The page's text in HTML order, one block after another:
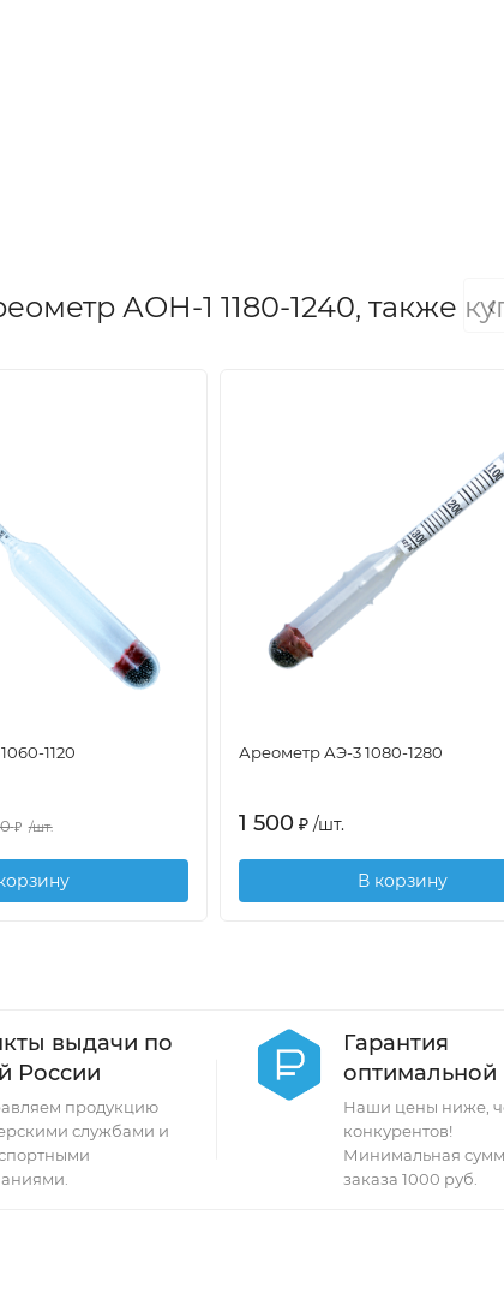
АОН-1 1180-1240, также
1120
₽ /шт.
Ареометр АЭ-3 1080-1280
1 500 ₽ /шт.
В корзину
‹
выдачи по
России
продукцию
службами и
Гарантия
оптимальной
Наши цены ниже,
конкурентов!
Минимальная
заказа 1000 руб.